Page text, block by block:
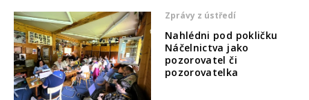
Zprávy z ústředí
Nahlédni pod pokličku
Náčelnictva jako
pozorovatel či
pozorovatelka